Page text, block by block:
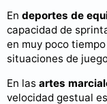
En deportes de
capacidad de
en muy poco
situaciones de
En las artes
velocidad gestual